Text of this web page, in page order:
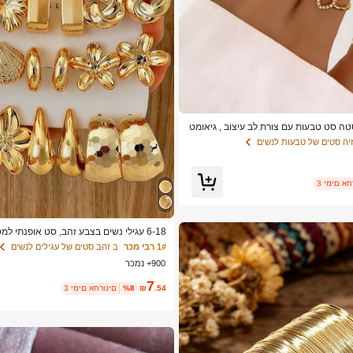
סט טבעות עם צורת לב עיצוב , גיאומט
מִבטָא
סטים של טבעות לנשים
אחרונים
6-18 עגילי נשים בצבע זהב, סט אופנתי
1# רבי מכר
ב זהב סטים של עגילים לנשים
900+ נמכר
₪7 .54
%8 3 ימים אחרונים